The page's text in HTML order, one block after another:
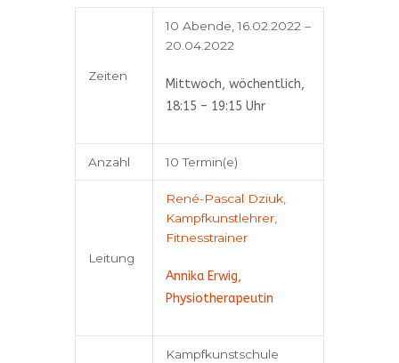
Zeiten
10 Abende, 16.02.2022 –
20.04.2022
Mittwoch, wöchentlich,
18:15 – 19:15 Uhr
Anzahl 10 Termin(e)
Leitung
René-Pascal Dziuk,
Kampfkunstlehrer,
Fitnesstrainer
Annika Erwig,
Physiotherapeutin
Kampfkunstschule